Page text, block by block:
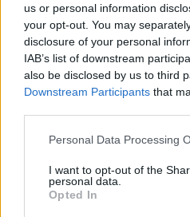
us or personal information
your opt-out. You may
disclosure of your personal
IAB’s list of downstream
also be disclosed by us to third
Downstream Participants that
Personal Data Processing
I want to opt-out of the
personal data.
Opted In
Forum:
Poszukuję neurologa
Witam, poszukuję
ćma1996
Forum: